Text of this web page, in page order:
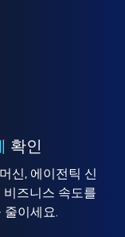
확인
신, 에이전틱 신
즈니스 속도를
이세요.